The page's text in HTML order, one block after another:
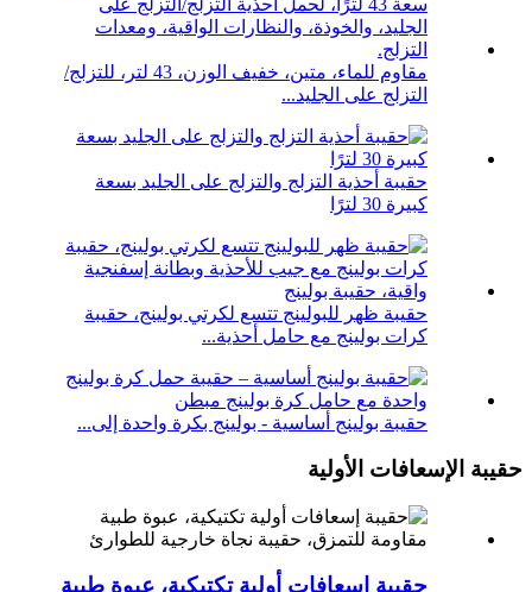
مقاوم للماء، متين، خفيف الوزن، 43 لتر، للتزلج/
التزلج على الجليد...
حقيبة أحذية التزلج والتزلج على الجليد بسعة
كبيرة 30 لترًا
حقيبة ظهر للبولينج تتسع لكرتي بولينج، حقيبة
كرات بولينج مع حامل أحذية...
حقيبة بولينج أساسية - بولينج بكرة واحدة إلى...
حقيبة الإسعافات الأولية
حقيبة إسعافات أولية تكتيكية، عبوة طبية